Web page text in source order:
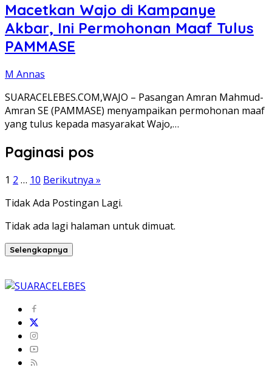
Macetkan Wajo di Kampanye
Akbar, Ini Permohonan Maaf Tulus
PAMMASE
M Annas
SUARACELEBES.COM,WAJO – Pasangan Amran Mahmud-
Amran SE (PAMMASE) menyampaikan permohonan maaf
yang tulus kepada masyarakat Wajo,…
Paginasi pos
1 2 … 10 Berikutnya »
Tidak Ada Postingan Lagi.
Tidak ada lagi halaman untuk dimuat.
Selengkapnya